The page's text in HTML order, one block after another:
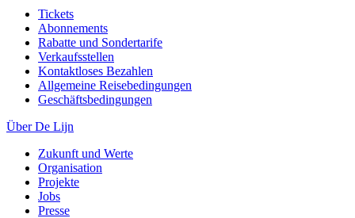
Tickets
Abonnements
Rabatte und Sondertarife
Verkaufsstellen
Kontaktloses Bezahlen
Allgemeine Reisebedingungen
Geschäftsbedingungen
Über De Lijn
Zukunft und Werte
Organisation
Projekte
Jobs
Presse